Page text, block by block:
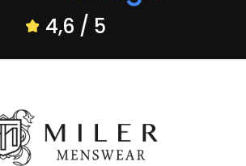
4,6 / 5